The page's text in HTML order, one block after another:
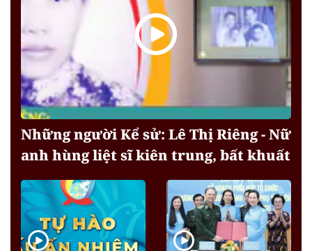
Những người Kể sử: Lê Thị Riêng - Nữ
anh hùng liệt sĩ kiên trung, bất khuất